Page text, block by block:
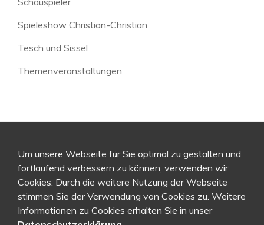
Spieleshow Christian-Christian
Tesch und Sissel
Themenveranstaltungen
Um unsere Webseite für Sie optimal zu gestalten und
fortlaufend verbessern zu können, verwenden wir
Cookies. Durch die weitere Nutzung der Webseite
stimmen Sie der Verwendung von Cookies zu. Weitere
Informationen zu Cookies erhalten Sie in unser